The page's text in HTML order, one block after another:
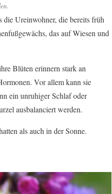
Ureinwohner, die bereits früh
das auf Wiesen und
Blüten erinnern stark an
Vor allem kann sie
ein unruhiger Schlaf oder
ausbalanciert werden.
als auch in der Sonne.